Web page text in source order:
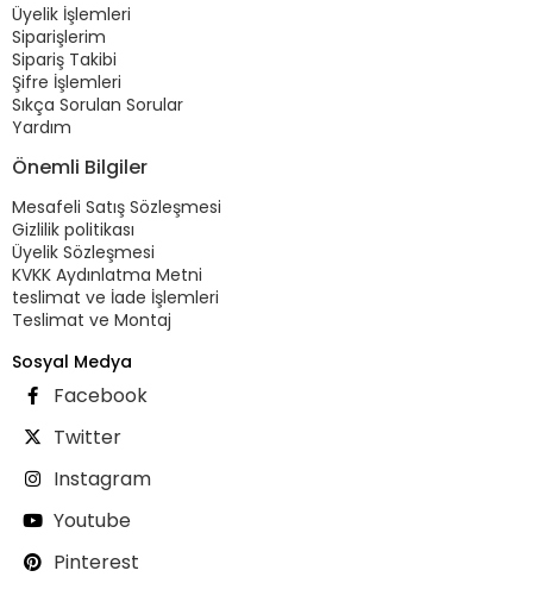
Üyelik İşlemleri
Siparişlerim
Sipariş Takibi
Şifre İşlemleri
Sıkça Sorulan Sorular
Yardım
Önemli Bilgiler
Mesafeli Satış Sözleşmesi
Gizlilik politikası
Üyelik Sözleşmesi
KVKK Aydınlatma Metni
teslimat ve İade İşlemleri
Teslimat ve Montaj
Sosyal Medya
Facebook
Twitter
Instagram
Youtube
Pinterest